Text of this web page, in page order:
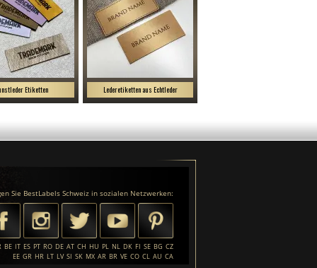
Etiketten Lederetiketten aus Echtleder
Sie BestLabels Schweiz in sozialen Netzwerken:
BE IT ES PT RO DE AT CH HU PL NL DK FI SE BG CZ
EE GR HR LT LV SI SK MX AR BR VE CO CL AU CA